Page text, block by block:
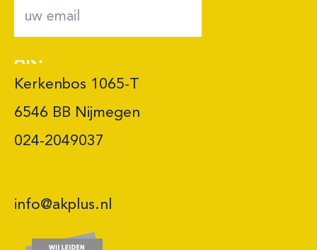
AK+
Kerkenbos 1065-T
6546 BB Nijmegen
024-2049037
info@akplus.nl